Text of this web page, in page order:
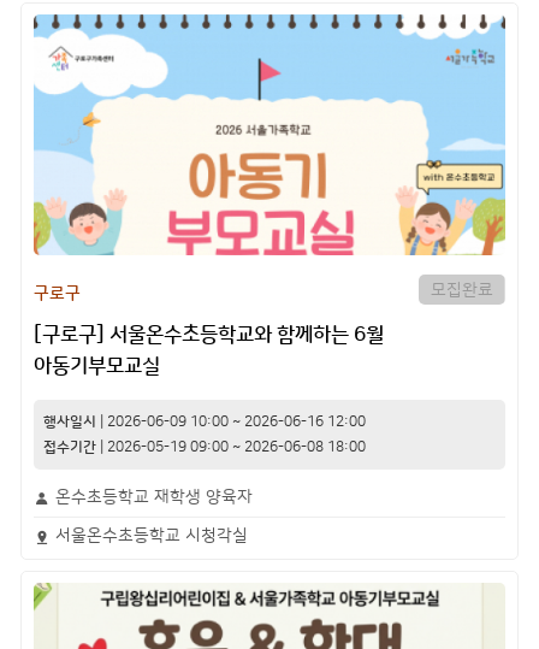
구로구 모집완료
[구로구] 서울온수초등학교와 함께하는 6월
아동기부모교실
행사일시 2026-06-09 10:00~ 2026-06-16 12:00
접수기간| 2026-05-19 09:00~ 2026-06-08 18:00
온수초등학교 재학생 양육자
서울온수초등학교 시청각실